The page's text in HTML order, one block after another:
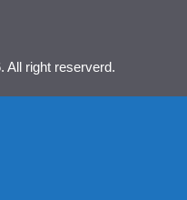
All right reserverd.